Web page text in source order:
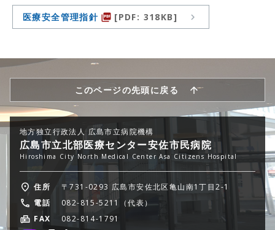
医療安全管理指針 picture_as_pdf [PDF: 318KB]
このページの先頭に戻る
地方独立行政法人 広島市立病院機構
広島市立北部医療センター安佐市民病院
Hiroshima City North Medical Center Asa Citizens Hospital
住所
〒731-0293 広島市安佐北区亀山南1丁目2-1
電話
082-815-5211（代表）
FAX
082-814-1791